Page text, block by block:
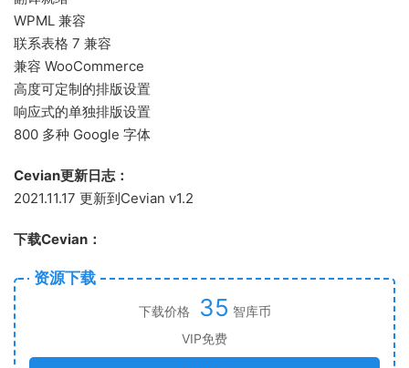
WPML 兼容
联系表格 7 兼容
兼容 WooCommerce
高度可定制的排版设置
响应式的单独排版设置
800 多种 Google 字体
Cevian更新日志：
2021.11.17 更新到Cevian v1.2
下载Cevian：
资源下载
下载价格 35 智库币
VIP免费